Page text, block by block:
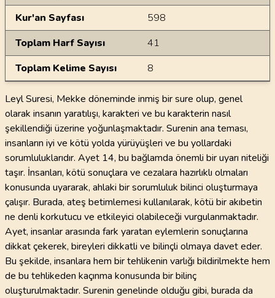
Kur'an Sayfası
598
Toplam Harf Sayısı
41
Toplam Kelime Sayısı
8
Leyl Suresi, Mekke döneminde inmiş bir sure olup, genel
olarak insanın yaratılışı, karakteri ve bu karakterin nasıl
şekillendiği üzerine yoğunlaşmaktadır. Surenin ana teması,
insanların iyi ve kötü yolda yürüyüşleri ve bu yollardaki
sorumluluklarıdır. Ayet 14, bu bağlamda önemli bir uyarı niteliği
taşır. İnsanları, kötü sonuçlara ve cezalara hazırlıklı olmaları
konusunda uyararak, ahlaki bir sorumluluk bilinci oluşturmaya
çalışır. Burada, ateş betimlemesi kullanılarak, kötü bir akıbetin
ne denli korkutucu ve etkileyici olabileceği vurgulanmaktadır.
Ayet, insanlar arasında fark yaratan eylemlerin sonuçlarına
dikkat çekerek, bireyleri dikkatli ve bilinçli olmaya davet eder.
Bu şekilde, insanlara hem bir tehlikenin varlığı bildirilmekte hem
de bu tehlikeden kaçınma konusunda bir bilinç
oluşturulmaktadır. Surenin genelinde olduğu gibi, burada da